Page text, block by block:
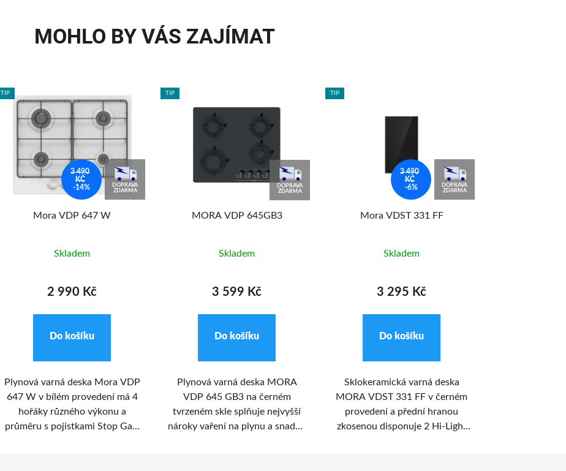
MOHLO BY VÁS ZAJÍMAT
TIP
3 490
KČ
-14%
DOPRAVA
ZDARMA
Mora VDP 647 W
Skladem
2 990 Kč
Do košíku
Plynová varná deska Mora VDP
647 W v bílém provedení má 4
hořáky různého výkonu a
průměru s pojistkami Stop Gas.
TIP
DOPRAVA
ZDARMA
MORA VDP 645GB3
Skladem
3 599 Kč
Do košíku
Plynová varná deska MORA
VDP 645 GB3 na černém
tvrzeném skle splňuje nejvyšší
nároky vaření na plynu a snadné
TIP
3 490
KČ
-6%
DOPRAVA
ZDARMA
Mora VDST 331 FF
Skladem
3 295 Kč
Do košíku
Sklokeramická varná deska
MORA VDST 331 FF v černém
provedení a přední hranou
zkosenou disponuje 2 Hi-Light